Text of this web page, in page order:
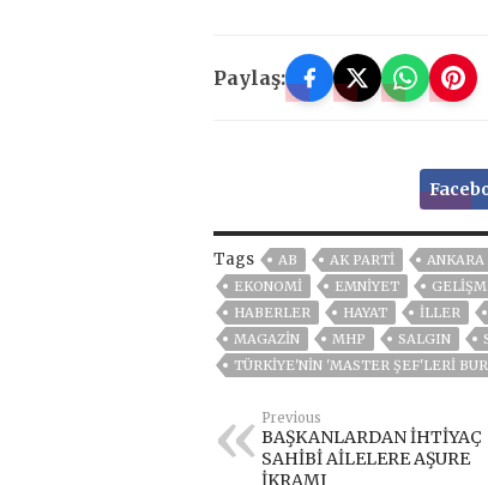
Paylaş:
Tags AB AK PARTİ ANKARA
EKONOMİ
EMNİYET
HABERLER
HAYAT İLLER
MAGAZİN
MHP SALGIN
TÜRKIYE'NIN 'MASTER ŞEF'LERI
Previous
BAŞKANLARDAN İHTİYAÇ
SAHİBİ AİLELERE AŞURE
İKRAMI